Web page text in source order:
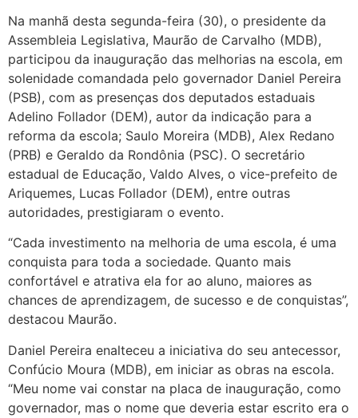
Na manhã desta segunda-feira (30), o presidente da
Assembleia Legislativa, Maurão de Carvalho (MDB),
participou da inauguração das melhorias na escola, em
solenidade comandada pelo governador Daniel Pereira
(PSB), com as presenças dos deputados estaduais
Adelino Follador (DEM), autor da indicação para a
reforma da escola; Saulo Moreira (MDB), Alex Redano
(PRB) e Geraldo da Rondônia (PSC). O secretário
estadual de Educação, Valdo Alves, o vice-prefeito de
Ariquemes, Lucas Follador (DEM), entre outras
autoridades, prestigiaram o evento.
“Cada investimento na melhoria de uma escola, é uma
conquista para toda a sociedade. Quanto mais
confortável e atrativa ela for ao aluno, maiores as
chances de aprendizagem, de sucesso e de conquistas”,
destacou Maurão.
Daniel Pereira enalteceu a iniciativa do seu antecessor,
Confúcio Moura (MDB), em iniciar as obras na escola.
“Meu nome vai constar na placa de inauguração, como
governador, mas o nome que deveria estar escrito era o